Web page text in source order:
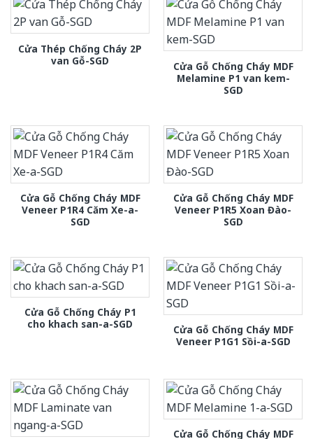
Cửa Thép Chống Cháy 2P
van Gỗ-SGD
Cửa Gỗ Chống Cháy MDF
Melamine P1 van kem-
SGD
Cửa Gỗ Chống Cháy MDF
Veneer P1R4 Căm Xe-a-
SGD
Cửa Gỗ Chống Cháy MDF
Veneer P1R5 Xoan Đào-
SGD
Cửa Gỗ Chống Cháy P1
cho khach san-a-SGD
Cửa Gỗ Chống Cháy MDF
Veneer P1G1 Sồi-a-SGD
Cửa Gỗ Chống Cháy MDF